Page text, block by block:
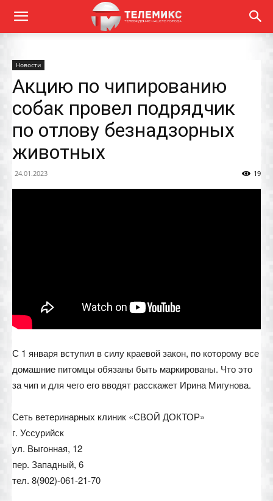
Новости
Акцию по чипированию
собак провел подрядчик
по отлову безнадзорных
животных
24.01.2023 19
С 1 января вступил в силу краевой закон, по которому все
домашние питомцы обязаны быть маркированы. Что это
за чип и для чего его вводят расскажет Ирина Мигунова.
Сеть ветеринарных клиник «СВОЙ ДОКТОР»
г. Уссурийск
ул. Выгонная, 12
пер. Западный, 6
тел. 8(902)-061-21-70